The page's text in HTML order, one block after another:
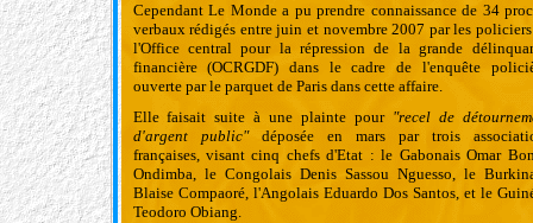
Cependant Le Monde a pu prendre connaissance de 34
verbaux rédigés entre juin et novembre 2007 par les
l'Office central pour la répression de la grande
financière (OCRGDF) dans le cadre de l'enquête
ouverte par le parquet de Paris dans cette affaire.
Elle faisait suite à une plainte pour "recel de
d'argent public"déposée en mars par trois
françaises, visant cinq chefs d'Etat : le Gabonais Omar
Ondimba, le Congolais Denis Sassou Nguesso, le
Blaise Compaoré, l'Angolais Eduardo Dos Santos, et le
Teodoro Obiang.